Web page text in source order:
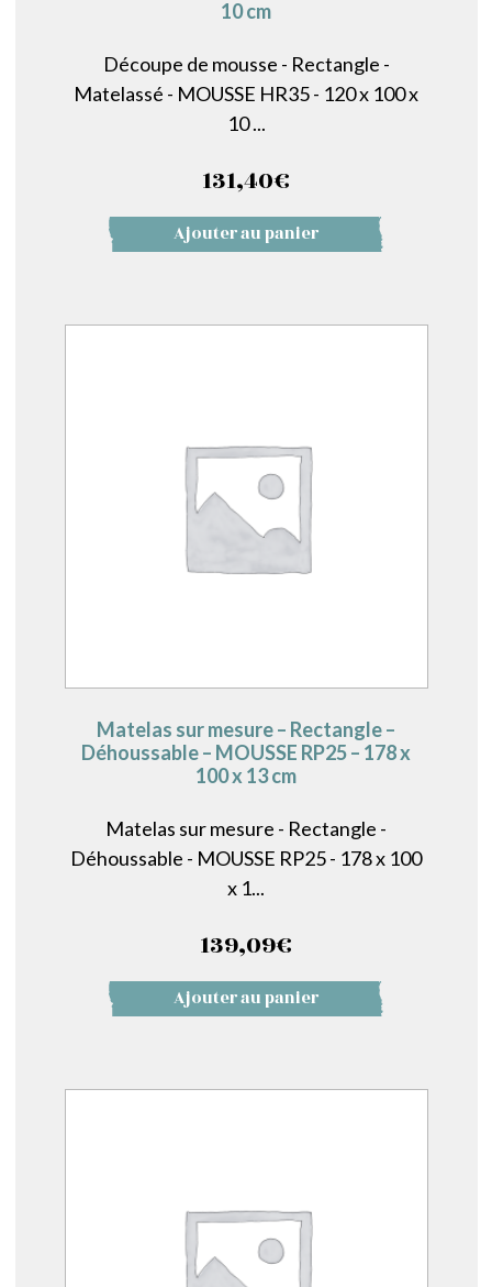
10 cm
Découpe de mousse - Rectangle -
Matelassé - MOUSSE HR35 - 120 x 100 x
10 ...
131,40€
Ajouter au panier
Matelas sur mesure – Rectangle –
Déhoussable – MOUSSE RP25 – 178 x
100 x 13 cm
Matelas sur mesure - Rectangle -
Déhoussable - MOUSSE RP25 - 178 x 100
x 1...
139,09€
Ajouter au panier